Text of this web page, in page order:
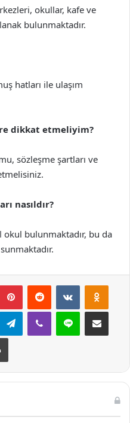
okullar, kafe ve
bulunmaktadır.
hatları ile ulaşım
dikkat etmeliyim?
sözleşme şartları ve
nasıldır?
okul bulunmaktadır, bu da
PinterestReddit VKontakte
TelegramViber Line E-Posta ile
Yazdır